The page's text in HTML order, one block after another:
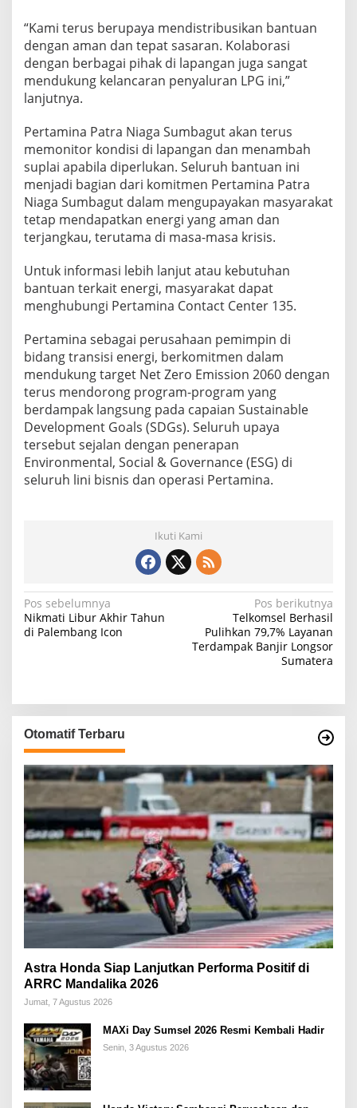
e
r
h
T
i
s
o
l
i
r
S
i
b
g
a
d
n
P
u
l
a
u
N
i
a
“Kami terus berupaya mendistribusikan bantuan
dengan aman dan tepat sasaran. Kolaborasi
dengan berbagai pihak di lapangan juga sangat
mendukung kelancaran penyaluran LPG ini,”
lanjutnya.
Pertamina Patra Niaga Sumbagut akan terus
memonitor kondisi di lapangan dan menambah
suplai apabila diperlukan. Seluruh bantuan ini
menjadi bagian dari komitmen Pertamina Patra
Niaga Sumbagut dalam mengupayakan masyarakat
tetap mendapatkan energi yang aman dan
terjangkau, terutama di masa-masa krisis.
Untuk informasi lebih lanjut atau kebutuhan
bantuan terkait energi, masyarakat dapat
menghubungi Pertamina Contact Center 135.
Pertamina sebagai perusahaan pemimpin di
bidang transisi energi, berkomitmen dalam
mendukung target Net Zero Emission 2060 dengan
terus mendorong program-program yang
berdampak langsung pada capaian Sustainable
Development Goals (SDGs). Seluruh upaya
tersebut sejalan dengan penerapan
Environmental, Social & Governance (ESG) di
seluruh lini bisnis dan operasi Pertamina.
Ikuti Kami
N
a
a
s
i
p
o
s
Pos sebelumnya
Nikmati Libur Akhir Tahun
di Palembang Icon
Pos berikutnya
Telkomsel Berhasil
Pulihkan 79,7% Layanan
Terdampak Banjir Longsor
Sumatera
Otomatif Terbaru
Astra Honda Siap Lanjutkan Performa Positif di
ARRC Mandalika 2026
Jumat, 7 Agustus 2026
MAXi Day Sumsel 2026 Resmi Kembali Hadir
Senin, 3 Agustus 2026